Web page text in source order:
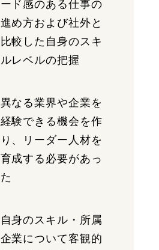
ード感のある仕事の
進め方および社外と
比較した自身のスキ
ルレベルの把握
異なる業界や企業を
経験できる機会を作
り、リーダー人材を
育成する必要があっ
た
自身のスキル・所属
企業について客観的